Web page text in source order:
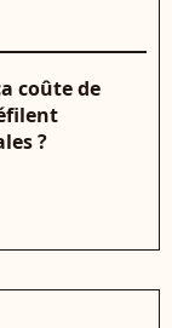
coûte de
?